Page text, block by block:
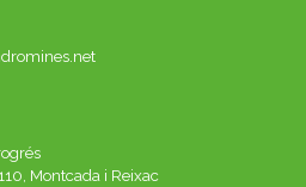
Montcada i Reixac